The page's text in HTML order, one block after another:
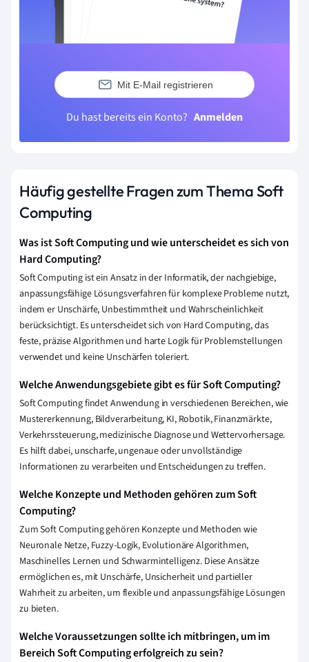
Mit E-Mail registrieren
Du hast bereits ein Konto? Anmelden
Häufig gestellte Fragen zum Thema Soft
Computing
Was ist Soft Computing und wie unterscheidet es sich von
Hard Computing?
Soft Computing ist ein Ansatz in der Informatik, der nachgiebige,
anpassungsfähige Lösungsverfahren für komplexe Probleme nutzt,
indem er Unschärfe, Unbestimmtheit und Wahrscheinlichkeit
berücksichtigt. Es unterscheidet sich von Hard Computing, das
feste, präzise Algorithmen und harte Logik für Problemstellungen
verwendet und keine Unschärfen toleriert.
Welche Anwendungsgebiete gibt es für Soft Computing?
Soft Computing findet Anwendung in verschiedenen Bereichen, wie
Mustererkennung, Bildverarbeitung, KI, Robotik, Finanzmärkte,
Verkehrssteuerung, medizinische Diagnose und Wettervorhersage.
Es hilft dabei, unscharfe, ungenaue oder unvollständige
Informationen zu verarbeiten und Entscheidungen zu treffen.
Welche Konzepte und Methoden gehören zum Soft
Computing?
Zum Soft Computing gehören Konzepte und Methoden wie
Neuronale Netze, Fuzzy-Logik, Evolutionäre Algorithmen,
Maschinelles Lernen und Schwarmintelligenz. Diese Ansätze
ermöglichen es, mit Unschärfe, Unsicherheit und partieller
Wahrheit zu arbeiten, um flexible und anpassungsfähige Lösungen
zu bieten.
Welche Voraussetzungen sollte ich mitbringen, um im
Bereich Soft Computing erfolgreich zu sein?